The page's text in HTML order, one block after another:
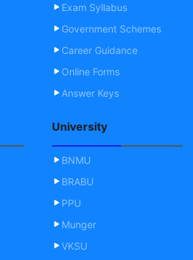
Exam Syllabus
Government Schemes
Career Guidance
Online Forms
Answer Keys
University
BNMU
BRABU
PPU
Munger
VKSU